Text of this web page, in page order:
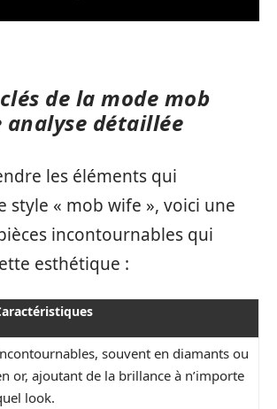
de la mode mob
analyse détaillée
les éléments qui
style « mob wife », voici une
incontournables qui
esthétique :
souvent en diamants ou
or, ajoutant de la brillance à n’importe
look.